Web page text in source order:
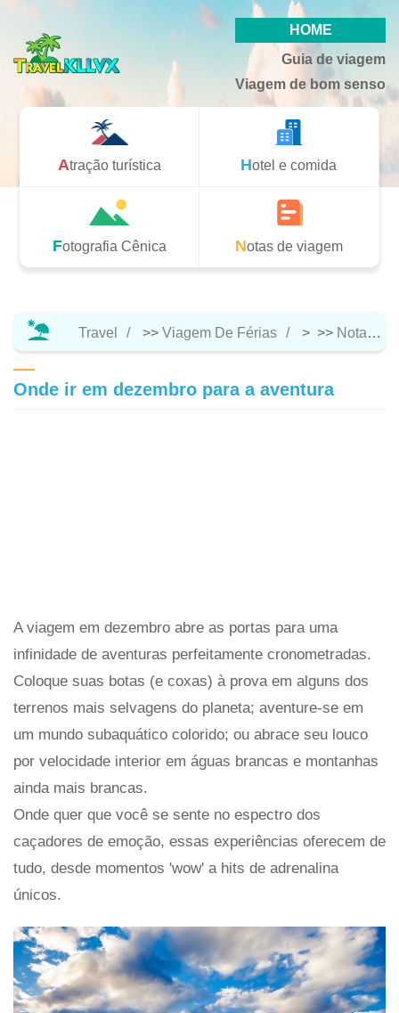
HOME
Guia de viagem
Viagem de bom senso
Atração turística Hotel e comida
Fotografia Cênica Notas de viagem
Travel >> Viagem De Férias > >> Notas De Viagem
Onde ir em dezembro para a aventura
A viagem em dezembro abre as portas para uma
infinidade de aventuras perfeitamente cronometradas.
Coloque suas botas (e coxas) à prova em alguns dos
terrenos mais selvagens do planeta; aventure-se em
um mundo subaquático colorido; ou abrace seu louco
por velocidade interior em águas brancas e montanhas
ainda mais brancas.
Onde quer que você se sente no espectro dos
caçadores de emoção, essas experiências oferecem de
tudo, desde momentos 'wow' a hits de adrenalina
únicos.